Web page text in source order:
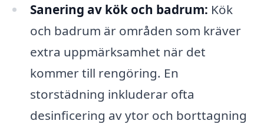
Sanering av kök och badrum: Kök
och badrum är områden som kräver
extra uppmärksamhet när det
kommer till rengöring. En
storstädning inkluderar ofta
desinficering av ytor och borttagning